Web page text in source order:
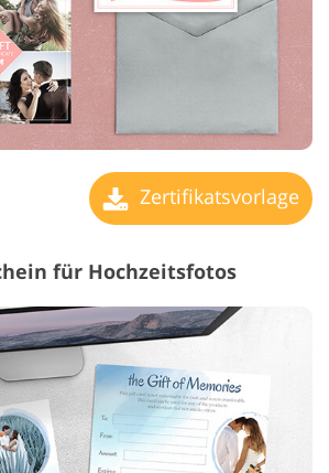
Zertifikatsvorlage
für Hochzeitsfotos